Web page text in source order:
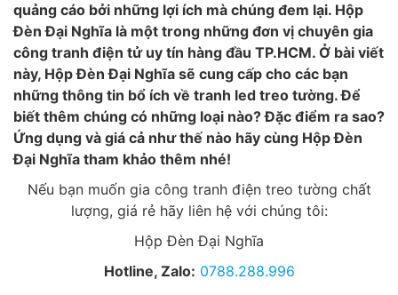
quảng cáo bởi những lợi ích mà chúng đem lại. Hộp
Đèn Đại Nghĩa là một trong những đơn vị chuyên gia
công tranh điện tử uy tín hàng đầu TP.HCM. Ở bài viết
này, Hộp Đèn Đại Nghĩa sẽ cung cấp cho các bạn
những thông tin bổ ích về tranh led treo tường. Để
biết thêm chúng có những loại nào? Đặc điểm ra sao?
Ứng dụng và giá cả như thế nào hãy cùng Hộp Đèn
Đại Nghĩa tham khảo thêm nhé!
Nếu bạn muốn gia công tranh điện treo tường chất
lượng, giá rẻ hãy liên hệ với chúng tôi:
Hộp Đèn Đại Nghĩa
Hotline, Zalo: 0788.288.996